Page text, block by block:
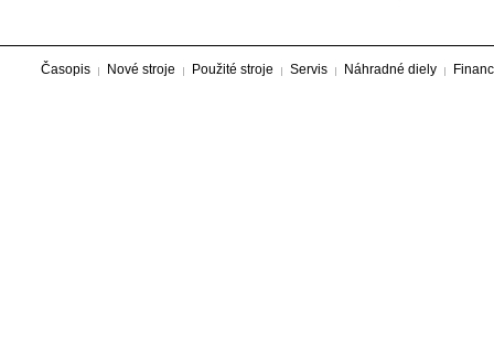
Časopis Nové stroje Použité stroje Servis Náhradné diely